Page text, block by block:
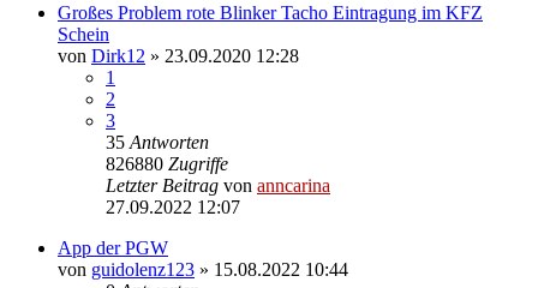
Großes Problem rote Blinker Tacho Eintragung im KFZ
Schein
von Dirk12 » 23.09.2020 12:28
1
2
3
35 Antworten
826880 Zugriffe
Letzter Beitrag von anncarina
27.09.2022 12:07
App der PGW
von guidolenz123 » 15.08.2022 10:44